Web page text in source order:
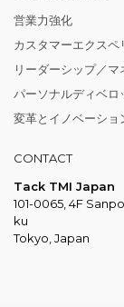
営業力強化
カスタマーエクスペ
リーダーシップ／
パーソナルディベロ
変革とイノベーショ
CONTACT
Tack TMI Japan
101-0065, 4F
ku
Tokyo, Japan